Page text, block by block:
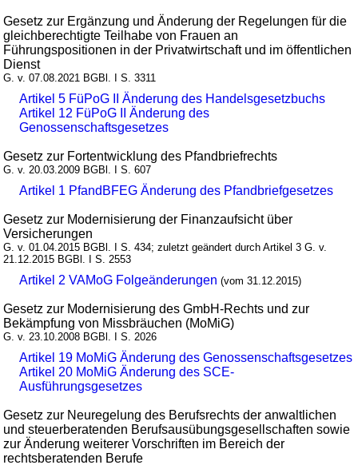
Gesetz zur Ergänzung und Änderung der Regelungen für die
gleichberechtigte Teilhabe von Frauen an
Führungspositionen in der Privatwirtschaft und im öffentlichen
Dienst
G. v. 07.08.2021 BGBl. I S. 3311
Artikel 5 FüPoG II Änderung des Handelsgesetzbuchs
Artikel 12 FüPoG II Änderung des
Genossenschaftsgesetzes
Gesetz zur Fortentwicklung des Pfandbriefrechts
G. v. 20.03.2009 BGBl. I S. 607
Artikel 1 PfandBFEG Änderung des Pfandbriefgesetzes
Gesetz zur Modernisierung der Finanzaufsicht über
Versicherungen
G. v. 01.04.2015 BGBl. I S. 434; zuletzt geändert durch Artikel 3 G. v.
21.12.2015 BGBl. I S. 2553
Artikel 2 VAMoG Folgeänderungen (vom 31.12.2015)
Gesetz zur Modernisierung des GmbH-Rechts und zur
Bekämpfung von Missbräuchen (MoMiG)
G. v. 23.10.2008 BGBl. I S. 2026
Artikel 19 MoMiG Änderung des Genossenschaftsgesetzes
Artikel 20 MoMiG Änderung des SCE-
Ausführungsgesetzes
Gesetz zur Neuregelung des Berufsrechts der anwaltlichen
und steuerberatenden Berufsausübungsgesellschaften sowie
zur Änderung weiterer Vorschriften im Bereich der
rechtsberatenden Berufe